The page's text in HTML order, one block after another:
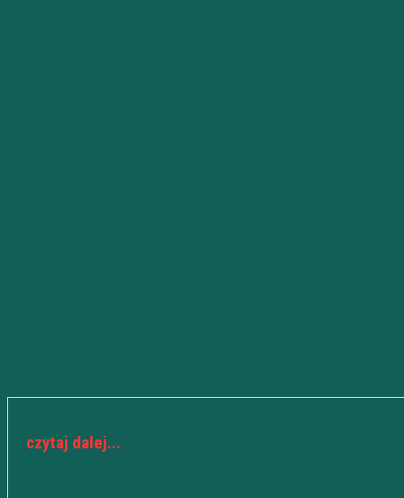
czytaj dalej...